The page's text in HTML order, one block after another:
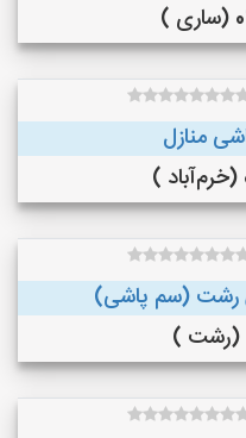
)
منازل
رشت (سم پاشی)